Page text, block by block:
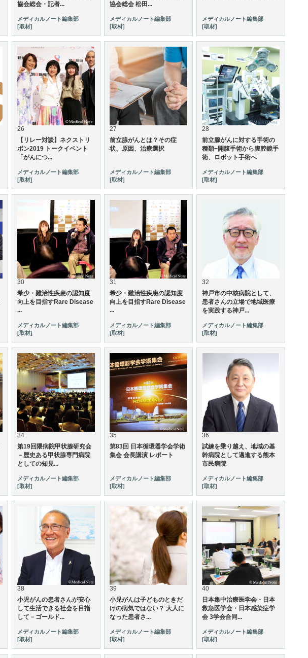
協会総会・記者...
メディカルノート編集部
[取材]
協会総会 松田...
メディカルノート編集部
[取材]
メディカルノート編集部
[取材]
26
【リレー対談】ネクストリ
ボン2019 トークイベント
「がんにつ...
メディカルノート編集部
[取材]
27
前立腺がんとは？その症
状、原因、治療選択
メディカルノート編集部
[取材]
28
前立腺がんに対する手術の
種類−開腹手術から腹腔鏡手
術、ロボット手術へ
メディカルノート編集部
[取材]
30
希少・難治性疾患の認知度
向上を目指すRare Disease
...
メディカルノート編集部
[取材]
31
希少・難治性疾患の認知度
向上を目指すRare Disease
...
メディカルノート編集部
[取材]
32
神戸市の中核病院として、
患者さんの立場で地域医療
を実践する神戸...
メディカルノート編集部
[取材]
34
第19回隈病院甲状腺研究会
－歴史ある甲状腺専門病院
としての知見...
メディカルノート編集部
[取材]
35
第83回 日本循環器学会学術
集会 会長講演 レポート
メディカルノート編集部
[取材]
36
試練を乗り越え、地域の基
幹病院として邁進する熊本
市民病院
メディカルノート編集部
[取材]
38
小児がんの患者さんが安心
して生活できる社会を目指
して－ゴールド...
メディカルノート編集部
[取材]
39
小児がんは子どものときだ
けの病気ではない？ 大人に
なった患者さ...
メディカルノート編集部
[取材]
40
日本集中治療医学会・日本
救急医学会・日本感染症学
会 3学会合同...
メディカルノート編集部
[取材]